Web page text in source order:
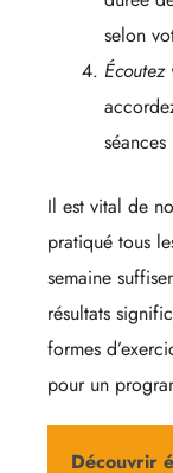
selon
Écoutez
Il est vital de
pratiqué tous
semaine
résultats
formes
pour un
Découvrir